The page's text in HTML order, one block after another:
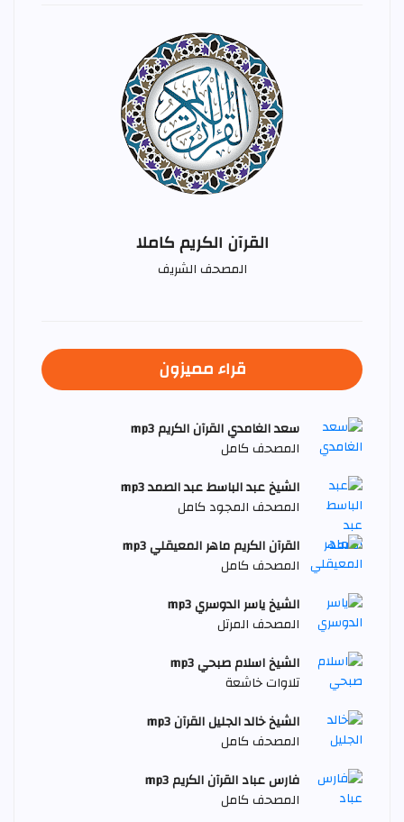
القرآن الكريم كاملا
المصحف الشريف
قراء مميزون
سعد الغامدي القرآن الكريم mp3
المصحف كامل
الشيخ عبد الباسط عبد الصمد mp3
المصحف المجود كامل
القرآن الكريم ماهر المعيقلي mp3
المصحف كامل
الشيخ ياسر الدوسري mp3
المصحف المرتل
الشيخ اسلام صبحي mp3
تلاوات خاشعة
الشيخ خالد الجليل القرآن mp3
المصحف كامل
فارس عباد القرآن الكريم mp3
المصحف كامل